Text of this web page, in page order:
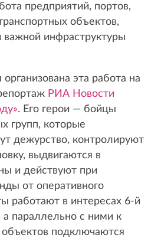
предприятий, портов,
объектов,
важной инфраструктуры
эта работа на
РИА Новости
. Его герои — бойцы
групп, которые
дежурство, контролируют
выдвигаются в
и действуют при
от оперативного
работают в интересах 6-й
параллельно с ними к
подключаются